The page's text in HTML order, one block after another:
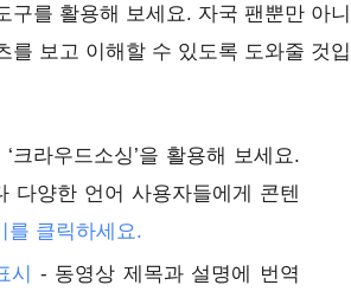
구를 활용해 보세요. 자국 팬뿐만 아니
를 보고 이해할 수 있도록 도와줄 것입
크라우드소싱’을 활용해 보세요.
다양한 언어 사용자들에게 콘텐
를 클릭하세요.
시 - 동영상 제목과 설명에 번역